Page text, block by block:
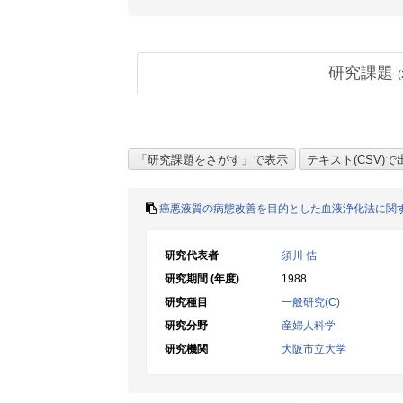
研究課題 (
癌悪液質の病態改善を目的とした血液浄化法に関
研究代表者
須川 佶
研究期間 (年度)
1988
研究種目
一般研究(C)
研究分野
産婦人科学
研究機関
大阪市立大学